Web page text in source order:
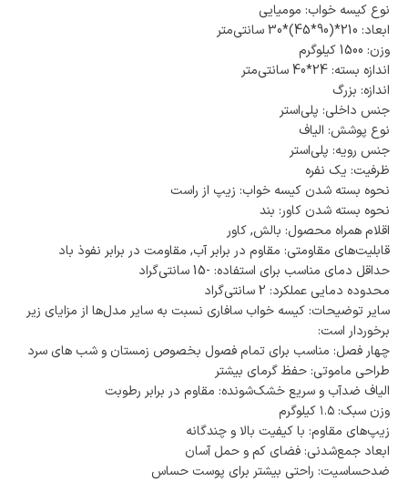
نوع کیسه خواب: مومیایی
ابعاد: 210*(90*45)*30 سانتی‌متر
وزن: 1500 کیلوگرم
اندازه بسته: 24*40 سانتی‌متر
اندازه: بزرگ
جنس داخلی: پلی‌استر
نوع پوشش: الیاف
جنس رویه: پلی‌استر
ظرفیت: یک نفره
نحوه بسته شدن کیسه خواب: زیپ از راست
نحوه بسته شدن کاور: بند
اقلام همراه محصول: بالش, کاور
قابلیت‌های مقاومتی: مقاوم در برابر آب, مقاومت در برابر نفوذ باد
حداقل دمای مناسب برای استفاده: -15 سانتی‌گراد
محدوده دمایی عملکرد: 2 سانتی‌گراد
سایر توضیحات: کیسه خواب سافاری نسبت به سایر مدل‌ها از مزایای زیر
برخوردار است:
چهار فصل: مناسب برای تمام فصول بخصوص زمستان و شب های سرد
طراحی ماموتی: حفظ گرمای بیشتر
الیاف ضدآب و سریع خشک‌شونده: مقاوم در برابر رطوبت
وزن سبک: ۱.۵ کیلوگرم
زیپ‌های مقاوم: با کیفیت بالا و چندگانه
ابعاد جمع‌شدنی: فضای کم و حمل آسان
ضدحساسیت: راحتی بیشتر برای پوست حساس